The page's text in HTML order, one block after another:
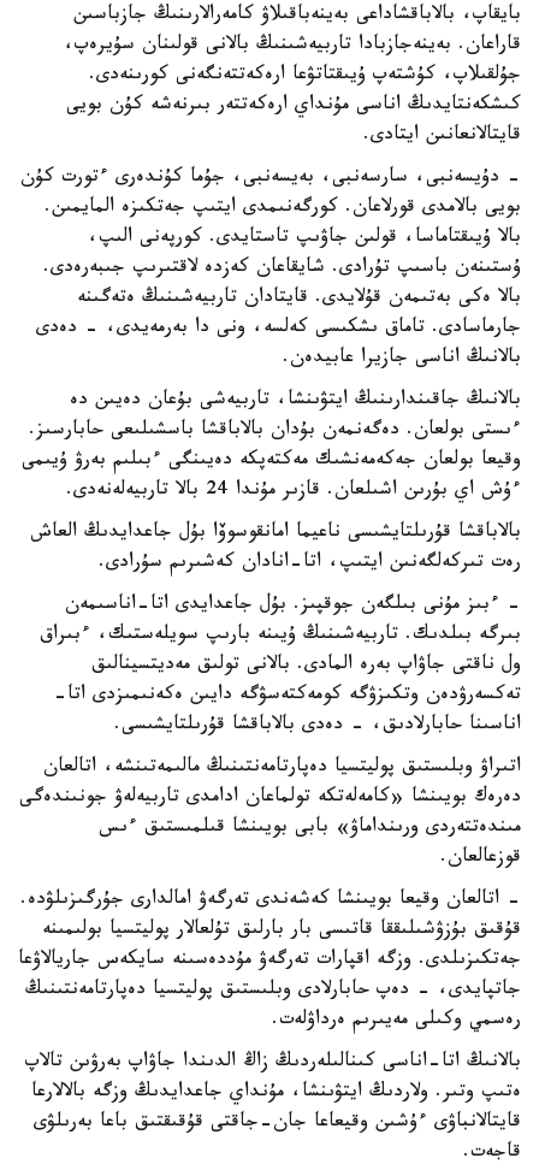
بايقاپ، بالاباقشاداعى بەينەباقىلاۋ كامەرالارىنىڭ جازباسىن
قاراعان. بەينەجازبادا تاربيەشىنىڭ بالانى قولىنان سۇيرەپ،
جۇلقىلاپ، كۇشتەپ ۇيىقتاتۋعا ارەكەتتەنگەنى كورىنەدى.
كىشكەنتايدىڭ اناسى مۇنداي ارەكەتتەر بىرنەشە كۇن بويى
قايتالانعانىن ايتادى.
- دۇيسەنبى، سارسەنبى، بەيسەنبى، جۇما كۇندەرى ءتورت كۇن
بويى بالامدى قورلاعان. كورگەنىمدى ايتىپ جەتكىزە المايمىن.
بالا ۇيىقتاماسا، قولىن جاۋىپ تاستايدى. كورپەنى الىپ،
ۇستىنەن باسىپ تۇرادى. شايقاعان كەزدە لاقتىرىپ جىبەرەدى.
بالا ەكى بەتىمەن قۇلايدى. قايتادان تاربيەشىنىڭ ەتەگىنە
جارماسادى. تاماق ىشكىسى كەلسە، ونى دا بەرمەيدى، - دەدى
بالانىڭ اناسى جازيرا عابيدەن.
بالانىڭ جاقىندارىنىڭ ايتۋىنشا، تاربيەشى بۇعان دەيىن دە
ءىستى بولعان. دەگەنمەن بۇدان بالاباقشا باسشىلىعى حابارسىز.
وقيعا بولعان جەكەمەنشىك مەكتەپكە دەيىنگى ءبىلىم بەرۋ ۇيىمى
ءۇش اي بۇرىن اشىلعان. قازىر مۇندا 24 بالا تاربيەلەنەدى.
بالاباقشا قۇرىلتايشىسى ناعيما امانقوسوۆا بۇل جاعدايدىڭ العاش
رەت تىركەلگەنىن ايتىپ، اتا-انادان كەشىرىم سۇرادى.
- ءبىز مۇنى بىلگەن جوقپىز. بۇل جاعدايدى اتا-اناسىمەن
بىرگە بىلدىك. تاربيەشىنىڭ ۇيىنە بارىپ سويلەستىك، ءبىراق
ول ناقتى جاۋاپ بەرە المادى. بالانى تولىق مەديتسينالىق
تەكسەرۋدەن وتكىزۋگە كومەكتەسۋگە دايىن ەكەنىمىزدى اتا-
اناسىنا حابارلادىق، - دەدى بالاباقشا قۇرىلتايشىسى.
اتىراۋ وبلىستىق پوليتسيا دەپارتامەنتىنىڭ مالىمەتىنشە، اتالعان
دەرەك بويىنشا «كامەلەتكە تولماعان ادامدى تاربيەلەۋ جونىندەگى
مىندەتتەردى ورىنداماۋ» بابى بويىنشا قىلمىستىق ءىس
قوزعالعان.
- اتالعان وقيعا بويىنشا كەشەندى تەرگەۋ امالدارى جۇرگىزىلۋدە.
قۇقىق بۇزۋشىلىققا قاتىسى بار بارلىق تۇلعالار پوليتسيا بولىمىنە
جەتكىزىلدى. وزگە اقپارات تەرگەۋ مۇددەسىنە سايكەس جاريالاۋعا
جاتپايدى، - دەپ حابارلادى وبلىستىق پوليتسيا دەپارتامەنتىنىڭ
رەسمي وكىلى مەيىرىم ەرداۋلەت.
بالانىڭ اتا-اناسى كىنالىلەردىڭ زاڭ الدىندا جاۋاپ بەرۋىن تالاپ
ەتىپ وتىر. ولاردىڭ ايتۋىنشا، مۇنداي جاعدايدىڭ وزگە بالالارعا
قايتالانباۋى ءۇشىن وقيعاعا جان-جاقتى قۇقىقتىق باعا بەرىلۋى
قاجەت.